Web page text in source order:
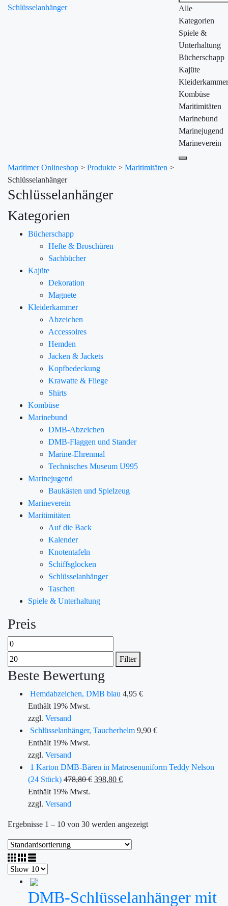
Schlüsselanhänger
Alle
Kategorien
Spiele &
Unterhaltung
Bücherschapp
Kajüte
Kleiderkammer
Kombüse
Maritimitäten
Marinebund
Marinejugend
Marineverein
Maritimer Onlineshop > Produkte > Maritimitäten >
Schlüsselanhänger
Schlüsselanhänger
Kategorien
Bücherschapp
Hefte & Broschüren
Sachbücher
Kajüte
Dekoration
Magnete
Kleiderkammer
Abzeichen
Accessoires
Hemden
Jacken & Jackets
Kopfbedeckung
Krawatte & Fliege
Shirts
Kombüse
Marinebund
DMB-Abzeichen
DMB-Flaggen und Stander
Marine-Ehrenmal
Technisches Museum U995
Marinejugend
Baukästen und Spielzeug
Marineverein
Maritimitäten
Auf die Back
Kalender
Knotentafeln
Schiffsglocken
Schlüsselanhänger
Taschen
Spiele & Unterhaltung
Preis
Filter
Beste Bewertung
Hemdabzeichen, DMB blau 4,95 €
Enthält 19% Mwst.
zzgl. Versand
Schlüsselanhänger, Taucherhelm 9,90 €
Enthält 19% Mwst.
zzgl. Versand
1 Karton DMB-Bären in Matrosenuniform Teddy Nelson
(24 Stück) 478,80€ 398,80 €
Enthält 19% Mwst.
zzgl. Versand
Ergebnisse 1 – 10 von 30 werden angezeigt
DMB-Schlüsselanhänger mit